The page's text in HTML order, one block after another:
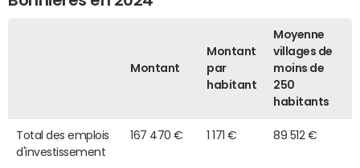
Montant
Montant
par
habitant
Moyenne
villages de
moins de
250
habitants
Total des emplois
d'investissement
167 470 € 1 171 € 89 512 €